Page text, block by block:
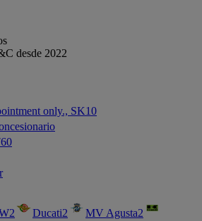
desde 2022
only., SK10
2 Ducati2 MV Agusta2